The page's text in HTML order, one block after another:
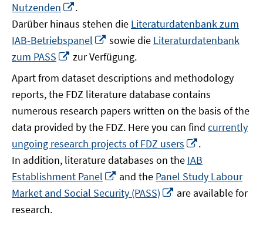
Nutzenden
neuem
Fenster
öffnen
.
Darüber hinaus stehen die Literaturdatenbank zum
IAB-Betriebspanel
In
neuem
Fenster
öffnen
sowie die Literaturdatenbank
zum PASS
In
Fenster
öffnen
zur Verfügung.
Apart from dataset descriptions and methodology
reports, the FDZ literature database contains
numerous research papers written on the basis of the
data provided by the FDZ. Here you can find currently
ungoing research projects of FDZ users
neuem
Fenster
öffnen
.
In addition, literature databases on the IAB
Establishment Panel
In
neuem
Fenster
and the Panel Study Labour
Market and Social Security (PASS)
In
are available for
research.